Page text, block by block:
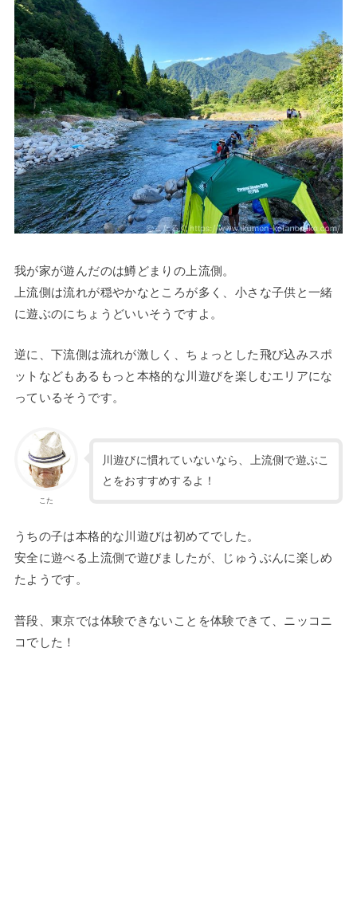
我が家が遊んだのは鱒どまりの上流側。
上流側は流れが穏やかなところが多く、小さな子供と一緒
に遊ぶのにちょうどいいそうですよ。
逆に、下流側は流れが激しく、ちょっとした飛び込みスポ
ットなどもあるもっと本格的な川遊びを楽しむエリアにな
っているそうです。
こた
川遊びに慣れていないなら、上流側で遊ぶこ
とをおすすめするよ！
うちの子は本格的な川遊びは初めてでした。
安全に遊べる上流側で遊びましたが、じゅうぶんに楽しめ
たようです。
普段、東京では体験できないことを体験できて、ニッコニ
コでした！